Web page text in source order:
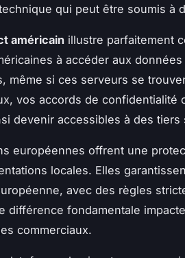
qui peut être soumis à
américain illustre parfaitement
à accéder aux
même si ces serveurs se
vos accords de confidentialité
devenir accessibles à des
européennes offrent une
locales. Elles
avec des règles
différence fondamentale
commerciaux.